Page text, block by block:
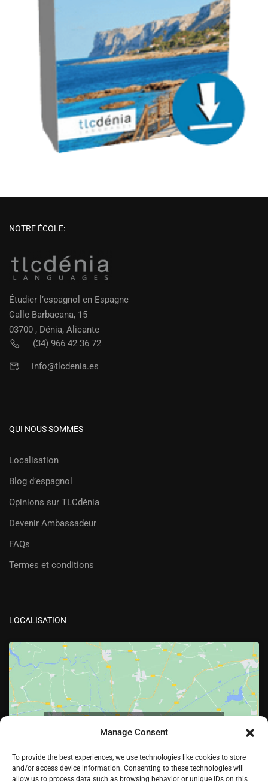
Manage Consent
To provide the best experiences, we use technologies like cookies to store
and/or access device information. Consenting to these technologies will
allow us to process data such as browsing behavior or unique IDs on this
NOTRE ÉCOLE:
Étudier l’espagnol en Espagne
Calle Barbacana, 15
03700 , Dénia, Alicante
(34) 966 42 36 72
info@tlcdenia.es
QUI NOUS SOMMES
Localisation
Blog d’espagnol
Opinions sur TLCdénia
Devenir Ambassadeur
FAQs
Termes et conditions
LOCALISATION
et activer ce contenu